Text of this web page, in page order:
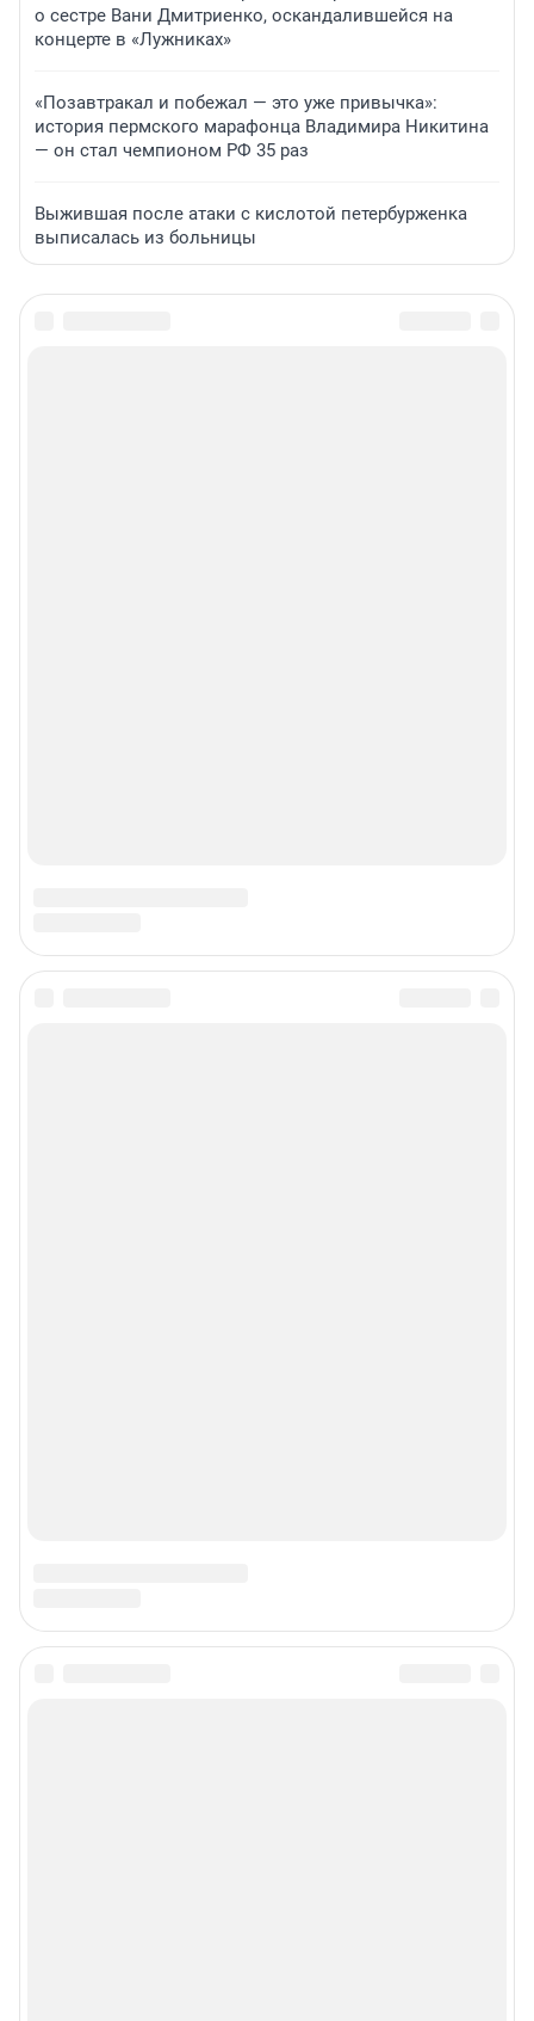
о сестре Вани Дмитриенко, оскандалившейся на
концерте в «Лужниках»
«Позавтракал и побежал — это уже привычка»:
история пермского марафонца Владимира Никитина
— он стал чемпионом РФ 35 раз
Выжившая после атаки с кислотой петербурженка
выписалась из больницы